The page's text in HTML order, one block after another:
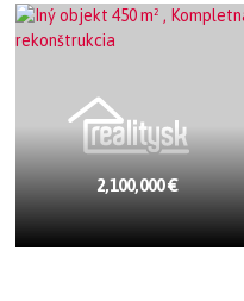
2,100,000 €